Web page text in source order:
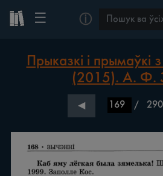
☰ ⓘ
Прыказкі і прымаўкі
(2015). А. Ф.
◀ / 290